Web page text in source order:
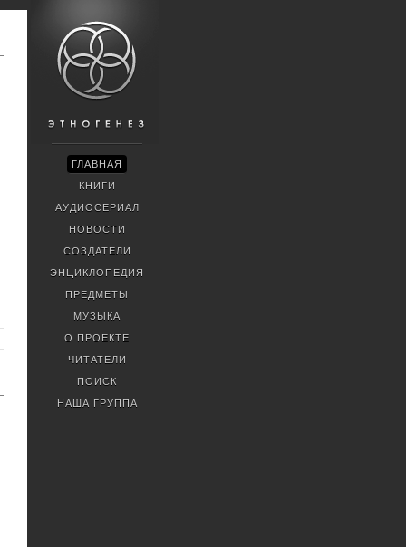
ГЛАВНАЯ
КНИГИ
АУДИОСЕРИАЛ
НОВОСТИ
СОЗДАТЕЛИ
ЭНЦИКЛОПЕДИЯ
ПРЕДМЕТЫ
МУЗЫКА
О ПРОЕКТЕ
ЧИТАТЕЛИ
ПОИСК
НАША ГРУППА